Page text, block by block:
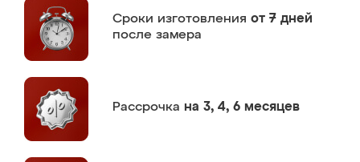
Сроки изготовления от 7 дней
после замера
Рассрочка на 3, 4, 6 месяцев